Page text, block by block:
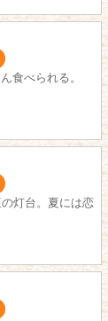
食べられる。
灯台。夏には恋